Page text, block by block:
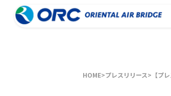
HOME プレスリリース 【プ